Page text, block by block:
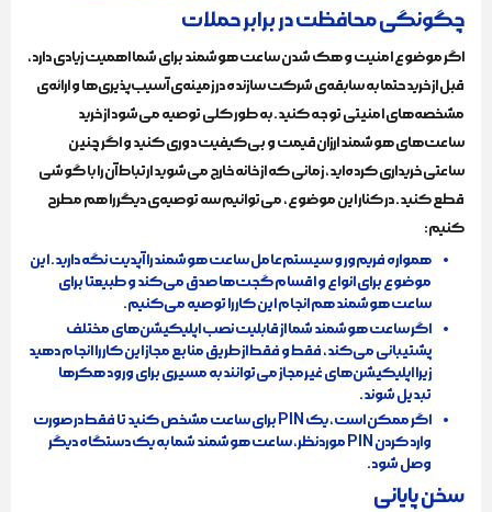
چگونگی محافظت در برابر حملات
اگر موضوع امنیت و هک شدن ساعت هوشمند برای شما اهمیت زیادی دارد،
قبل از خرید حتما به سابقه‌ی شرکت سازنده در زمینه‌ی آسیب‌پذیری‌ها و ارائه‌ی
مشخصه‌های امنیتی توجه کنید. به طور کلی توصیه می‌شود از خرید
ساعت‌های هوشمند ارزان‌قیمت و بی‌کیفیت دوری کنید و اگر چنین
ساعتی خریداری کرده‌اید، زمانی که از خانه خارج می‌شوید ارتباط آن را با گوشی
قطع کنید. در کنار این موضوع، می‌توانیم سه توصیه‌ی دیگر را هم مطرح
کنیم:
همواره فریم‌ور و سیستم‌عامل ساعت هوشمند را آپدیت نگه دارید. این
موضوع برای انواع و اقسام گجت‌ها صدق می‌کند و طبیعتا برای
ساعت هوشمند هم انجام این کار را توصیه می‌کنیم.
اگر ساعت هوشمند شما از قابلیت نصب اپلیکیشن‌های مختلف
پشتیبانی می‌کند، فقط و فقط از طریق منابع مجاز این کار را انجام دهید
زیرا اپلیکیشن‌های غیرمجاز می‌توانند به مسیری برای ورود هکرها
تبدیل شوند.
اگر ممکن است، یک PIN برای ساعت مشخص کنید تا فقط در صورت
وارد کردن PIN موردنظر، ساعت هوشمند شما به یک دستگاه دیگر
وصل شود.
سخن پایانی